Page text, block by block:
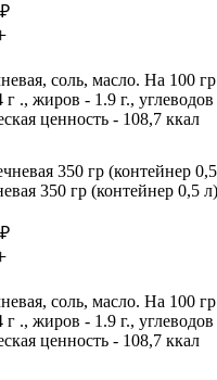
₽
соль, масло. На 100
г ., жиров - 1.9 г.,
ценность - 108,7 ккал
350 гр (контейнер 0,5 л)
₽
соль, масло. На 100
г ., жиров - 1.9 г.,
ценность - 108,7 ккал